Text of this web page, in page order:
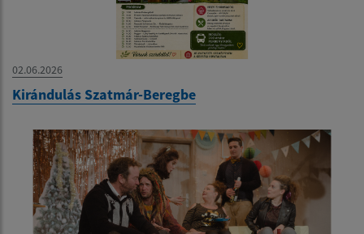
02.06.2026
Kirándulás Szatmár-Beregbe